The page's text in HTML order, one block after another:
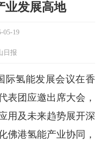
业发展高地
05-19
日报
氢能发展会议在香
表团应邀出席大会，
用及未来趋势展开深
佛港氢能产业协同，